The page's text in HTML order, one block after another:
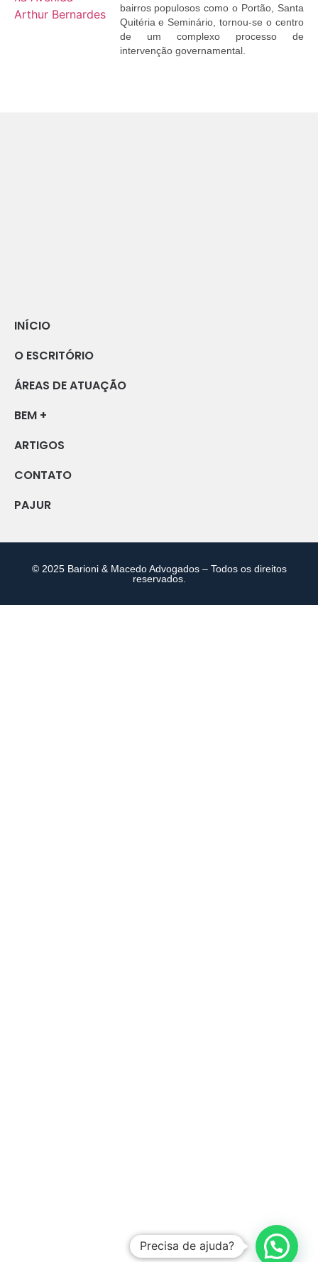
bairros populosos como o Portão, Santa
Quitéria e Seminário, tornou-se o centro
de um complexo processo de
intervenção governamental.
INÍCIO
O ESCRITÓRIO
ÁREAS DE ATUAÇÃO
BEM +
ARTIGOS
CONTATO
PAJUR
© 2025 Barioni & Macedo Advogados – Todos os direitos
reservados.
Precisa de ajuda?